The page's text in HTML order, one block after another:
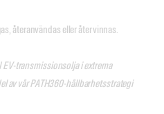
återanvändas eller återvinnas.
EV-transmissionsolja i extrema
av vår PATH360-hållbarhetsstrategi